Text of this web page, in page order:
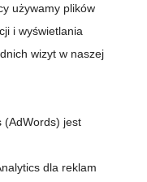
używamy plików
i wyświetlania
wizyt w naszej
(AdWords) jest
dla reklam